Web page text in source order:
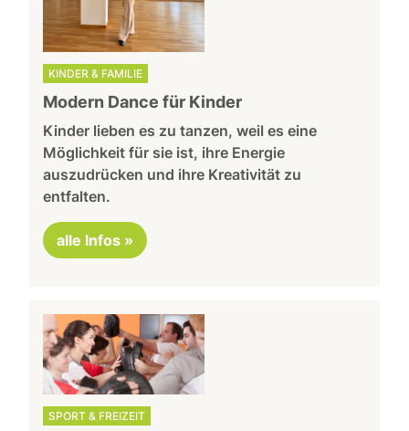
KINDER & FAMILIE
Modern Dance für Kinder
Kinder lieben es zu tanzen, weil es eine
Möglichkeit für sie ist, ihre Energie
auszudrücken und ihre Kreativität zu
entfalten.
alle Infos »
SPORT & FREIZEIT